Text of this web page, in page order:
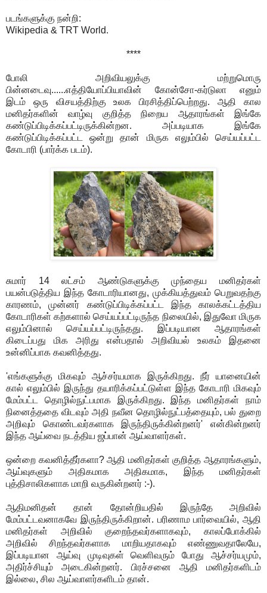
படங்களுக்கு நன்றி:
Wikipedia & TRT World.
****
போலி அறிவியலுக்கு மற்றுமொரு
பின்னடைவு......எத்தியோப்பியாவின் கோன்சோ-கர்டுலா எனும்
இடம் ஒரு விசயத்திற்கு உலக பிரசித்திப்பெற்றது. ஆதி கால
மனிதர்களின் வாழ்வு குறித்த நிறைய ஆதாரங்கள் இங்கே
கண்டுப்பிடிக்கப்பட்டிருக்கின்றன. அப்படியாக இங்கே
கண்டுப்பிடிக்கப்பட்ட ஒன்று தான் மிருக எலும்பில் செய்யப்பட்ட
கோடாரி (பார்க்க படம்).
சுமார் 14 லட்சம் ஆண்டுகளுக்கு முந்தைய மனிதர்கள்
பயன்படுத்திய இந்த கோடாரியானது, முக்கியத்துவம் பெறுவதற்கு
காரணம், முன்னர் கண்டுப்பிடிக்கப்பட்ட இந்த காலக்கட்டத்திய
கோடாரிகள் கற்களால் செய்யப்பட்டிருந்த நிலையில், இதுவோ மிருக
எலும்பினால் செய்யப்பட்டிருந்தது. இப்படியான ஆதாரங்கள்
கிடைப்பது மிக அரிது என்பதால் அறிவியல் உலகம் இதனை
உன்னிப்பாக கவனித்தது.
'எங்களுக்கு மிகவும் ஆச்சர்யமாக இருக்கிறது. நீர் யானையின்
கால் எலும்பில் இருந்து தயாரிக்கப்பட்டுள்ள இந்த கோடாரி மிகவும்
மேம்பட்ட தொழில்நுட்பமாக இருக்கிறது. இந்த மனிதர்கள் நாம்
நினைத்ததை விடவும் அதி நவீன தொழில்நுட்பத்தையும், பல் துறை
அறிவும் கொண்டவர்களாக இருந்திருக்கின்றனர்' என்கின்றனர்
இந்த ஆய்வை நடத்திய ஜப்பான் ஆய்வாளர்கள்.
ஒன்றை கவனித்தீர்களா? ஆதி மனிதர்கள் குறித்த ஆதாரங்களும்,
ஆய்வுகளும் அதிகமாக அதிகமாக, இந்த மனிதர்கள்
புத்திசாலிகளாக மாறி வருகின்றனர் :-).
ஆதிமனிதன் தான் தோன்றியதில் இருந்தே அறிவில்
மேம்பட்டவனாகவே இருந்திருக்கிறான். பரிணாம பார்வையில், ஆதி
மனிதர்கள் அறிவில் குறைந்தவர்களாகவும், காலப்போக்கில்
அறிவில் சிறந்தவர்களாக மாறியதாகவும் எண்ணுவதாலேயே,
இப்படியான ஆய்வு முடிவுகள் வெளிவரும் போது ஆச்சர்யமும்,
அதிர்ச்சியும் அடைகின்றனர். பிரச்சனை ஆதி மனிதர்களிடம்
இல்லை, சில ஆய்வாளர்களிடம் தான்.